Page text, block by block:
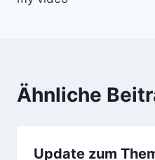
Ähnliche
Update zum